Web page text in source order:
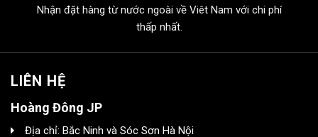
Nhận đặt hàng từ nước ngoài về Viêt Nam với chi phí
thấp nhất.
LIÊN HỆ
Hoàng Đông JP
Địa chỉ: Bắc Ninh và Sóc Sơn Hà Nội